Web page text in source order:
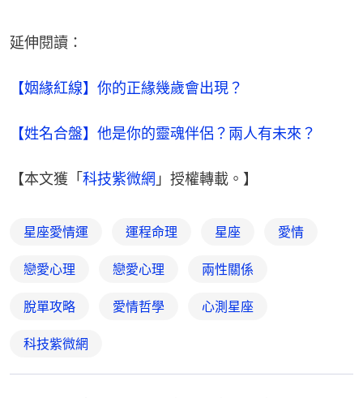
延伸閱讀：
【姻緣紅線】你的正緣幾歲會出現？
【姓名合盤】他是你的靈魂伴侶？兩人有未來？
【本文獲「 科技紫微網 」授權轉載。】
星座愛情運 運程命理 星座 愛情
戀愛心理 戀愛心理 兩性關係
脫單攻略 愛情哲學 心測星座
科技紫微網